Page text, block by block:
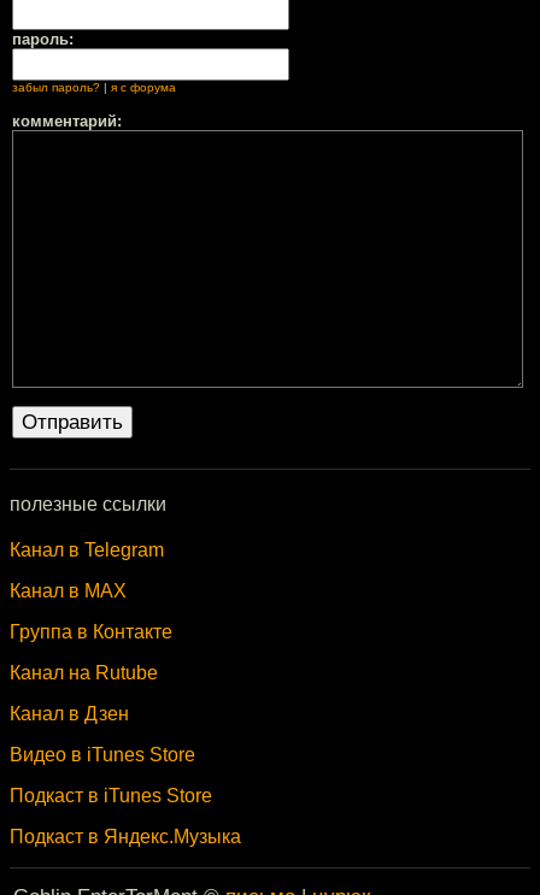
пароль:
забыл пароль? | я с форума
комментарий:
полезные ссылки
Канал в Telegram
Канал в MAX
Группа в Контакте
Канал на Rutube
Канал в Дзен
Видео в iTunes Store
Подкаст в iTunes Store
Подкаст в Яндекс.Музыка